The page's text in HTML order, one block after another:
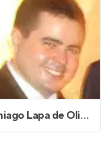
Thiago Lapa de Oliveira